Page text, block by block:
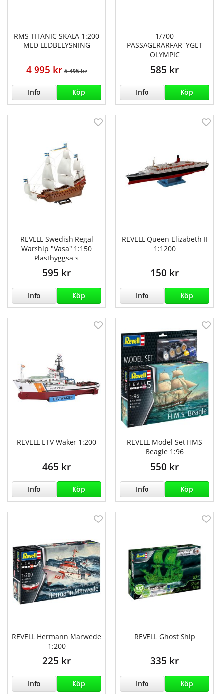
RMS TITANIC SKALA 1:200
MED LEDBELYSNING
4 995 kr 5 495 kr
Info Köp
1/700
PASSAGERARFARTYGET
OLYMPIC
585 kr
Info Köp
REVELL Swedish Regal
Warship "Vasa" 1:150
Plastbyggsats
595 kr
Info Köp
REVELL Queen Elizabeth II
1:1200
150 kr
Info Köp
REVELL ETV Waker 1:200
465 kr
Info Köp
REVELL Model Set HMS
Beagle 1:96
550 kr
Info Köp
REVELL Hermann Marwede
1:200
225 kr
Info Köp
REVELL Ghost Ship
335 kr
Info Köp